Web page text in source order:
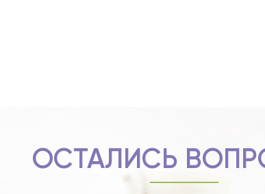
ОСТАЛИСЬ